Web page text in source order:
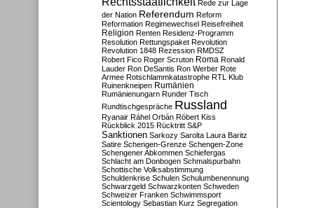
Rede zur Lage
der Nation Referendum Reform
Reformation Regimewechsel Reisefreiheit
Religion Renten Residenz-Programm
Resolution Rettungspaket Revolution
Revolution 1848 Rezession RMDSZ
Robert Fico Roger Scruton Roma Ronald
Lauder Ron DeSantis Ron Werber Rote
Armee Rotschlammkatastrophe RTL Klub
Ruinenkneipen Rumänien
Rumänienungarn Runder Tisch
Rundtischgespräche Russland
Ryanair Ráhel Orbán Róbert Kiss
Rückblick 2015 Rücktritt S&P
Sanktionen Sarkozy Sarolta Laura Baritz
Satire Schengen-Grenze Schengen-Zone
Schengener Abkommen Schiefergas
Schlacht am Donbogen Schmalspurbahn
Schottische Volksabstimmung
Schuldenkrise Schulen Schulumbenennung
Schwarzgeld Schwarzkonten Schweden
Schweizer Franken Schwimmsport
Scientology Sebastian Kurz Segregation